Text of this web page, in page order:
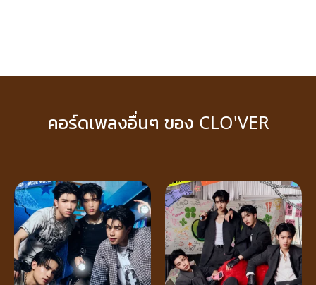
คอร์ดเพลงอื่นๆ ของ CLO'VER